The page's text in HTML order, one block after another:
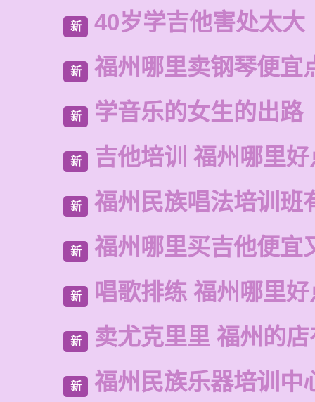
新 40岁学吉他害处太大
新 福州哪里卖钢琴便宜
新 学音乐的女生的出路
新 吉他培训 福州哪里好
新 福州民族唱法培训班
新 福州哪里买吉他便宜
新 唱歌排练 福州哪里
新 卖尤克里里 福州的
新 福州民族乐器培训中